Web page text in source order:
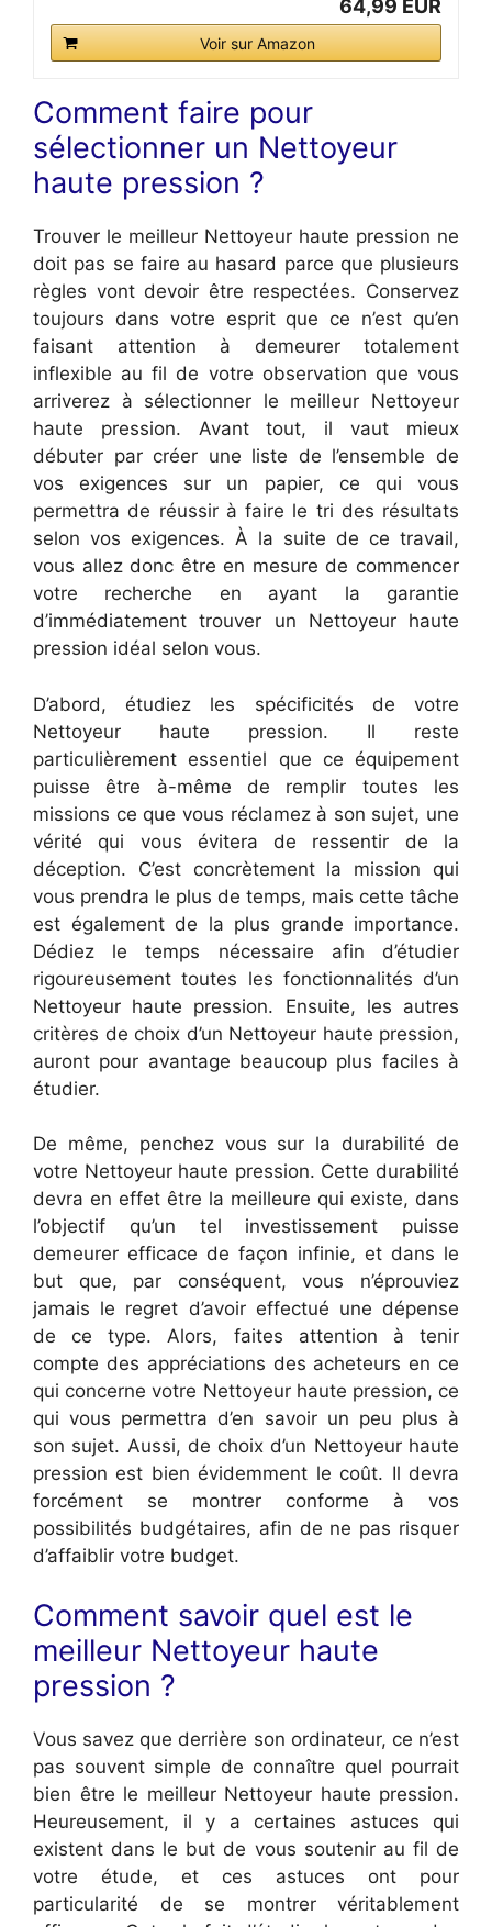
64,99 EUR
Voir sur Amazon
Comment faire pour
sélectionner un Nettoyeur
haute pression ?
Trouver le meilleur Nettoyeur haute pression ne
doit pas se faire au hasard parce que plusieurs
règles vont devoir être respectées. Conservez
toujours dans votre esprit que ce n’est qu’en
faisant attention à demeurer totalement
inflexible au fil de votre observation que vous
arriverez à sélectionner le meilleur Nettoyeur
haute pression. Avant tout, il vaut mieux
débuter par créer une liste de l’ensemble de
vos exigences sur un papier, ce qui vous
permettra de réussir à faire le tri des résultats
selon vos exigences. À la suite de ce travail,
vous allez donc être en mesure de commencer
votre recherche en ayant la garantie
d’immédiatement trouver un Nettoyeur haute
pression idéal selon vous.
D’abord, étudiez les spécificités de votre
Nettoyeur haute pression. Il reste
particulièrement essentiel que ce équipement
puisse être à-même de remplir toutes les
missions ce que vous réclamez à son sujet, une
vérité qui vous évitera de ressentir de la
déception. C’est concrètement la mission qui
vous prendra le plus de temps, mais cette tâche
est également de la plus grande importance.
Dédiez le temps nécessaire afin d’étudier
rigoureusement toutes les fonctionnalités d’un
Nettoyeur haute pression. Ensuite, les autres
critères de choix d’un Nettoyeur haute pression,
auront pour avantage beaucoup plus faciles à
étudier.
De même, penchez vous sur la durabilité de
votre Nettoyeur haute pression. Cette durabilité
devra en effet être la meilleure qui existe, dans
l’objectif qu’un tel investissement puisse
demeurer efficace de façon infinie, et dans le
but que, par conséquent, vous n’éprouviez
jamais le regret d’avoir effectué une dépense
de ce type. Alors, faites attention à tenir
compte des appréciations des acheteurs en ce
qui concerne votre Nettoyeur haute pression, ce
qui vous permettra d’en savoir un peu plus à
son sujet. Aussi, de choix d’un Nettoyeur haute
pression est bien évidemment le coût. Il devra
forcément se montrer conforme à vos
possibilités budgétaires, afin de ne pas risquer
d’affaiblir votre budget.
Comment savoir quel est le
meilleur Nettoyeur haute
pression ?
Vous savez que derrière son ordinateur, ce n’est
pas souvent simple de connaître quel pourrait
bien être le meilleur Nettoyeur haute pression.
Heureusement, il y a certaines astuces qui
existent dans le but de vous soutenir au fil de
votre étude, et ces astuces ont pour
particularité de se montrer véritablement